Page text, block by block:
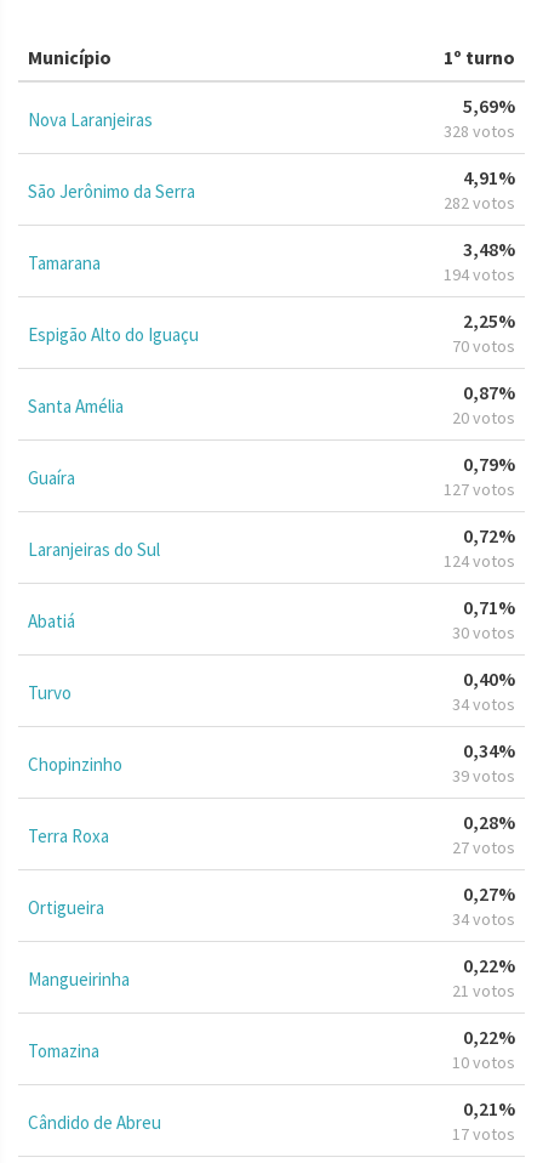
Município 1º turno
Nova Laranjeiras
5,69%
328 votos
São Jerônimo da Serra
4,91%
282 votos
Tamarana
3,48%
194 votos
Espigão Alto do Iguaçu
2,25%
70 votos
Santa Amélia
0,87%
20 votos
Guaíra
0,79%
127 votos
Laranjeiras do Sul
0,72%
124 votos
Abatiá
0,71%
30 votos
Turvo
0,40%
34 votos
Chopinzinho
0,34%
39 votos
Terra Roxa
0,28%
27 votos
Ortigueira
0,27%
34 votos
Mangueirinha
0,22%
21 votos
Tomazina
0,22%
10 votos
Cândido de Abreu
0,21%
17 votos